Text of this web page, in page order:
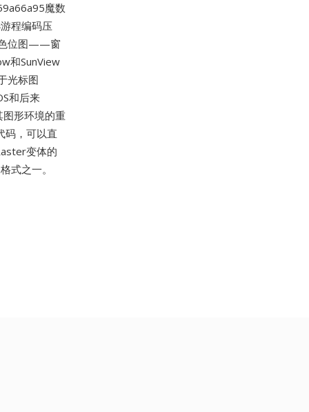
魔数
程编码压
色位图——窗
和SunView
光标图
和后来
图形环境的重
码，可以直
变体的
式之一。